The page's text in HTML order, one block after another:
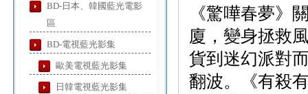
BD-日本、韓國藍光電影
區
BD-電視藍光影集
歐美電視藍光影集
日韓電視藍光影集
《驚嘩春夢》
廈，變身拯救
貨到迷幻派對
翻波。《有殺